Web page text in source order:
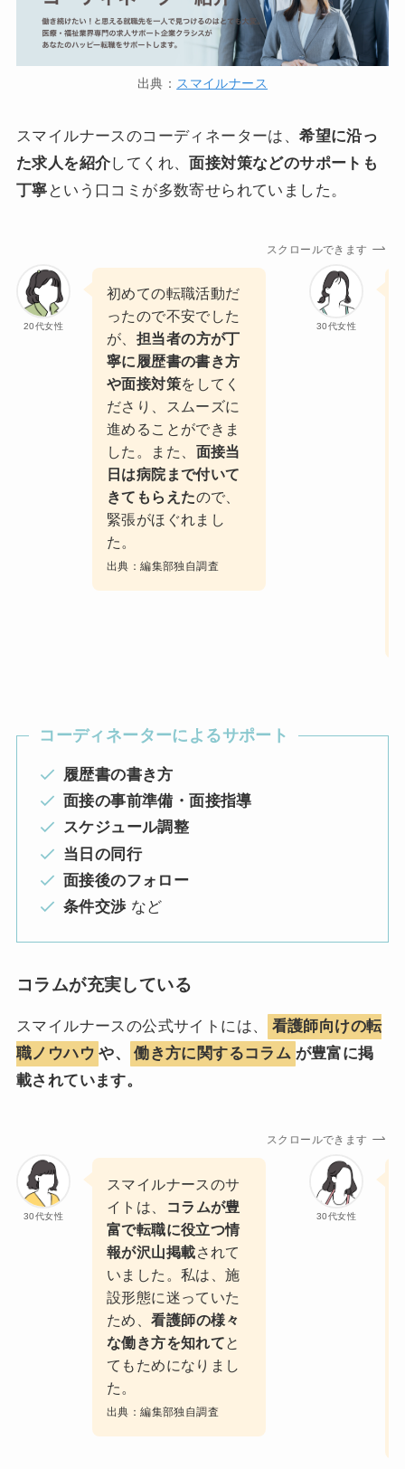
出典： スマイルナース
スマイルナースのコーディネーターは、希望に沿っ
た求人を紹介してくれ、面接対策などのサポートも
丁寧 という口コミが多数寄せられていました。
スクロールできます
20代女性
初めての転職活動だ
ったので不安でした
が、 担当者の方が丁
寧に履歴書の書き方
や面接対策をしてく
ださり、スムーズに
進めることができま
した。また、 面接当
日は病院まで付いて
きてもらえたので、
緊張がほぐれまし
た。
出典：編集部独自調査
30代女性
コーディネーターによるサポート
履歴書の書き方
面接の事前準備・面接指導
スケジュール調整
当日の同行
面接後のフォロー
条件交渉など
コラムが充実している
スマイルナースの公式サイトには、
看護師向けの転
職ノウハウ や、 働き方に関するコラム が豊富に掲
載されています。
スクロールできます
30代女性
スマイルナースのサ
イトは、
コラムが豊
富で転職に役立つ情
報が沢山掲載されて
いました。私は、施
設形態に迷っていた
ため、看護師の様々
な働き方を知れて と
てもためになりまし
た。
出典：編集部独自調査
30代女性